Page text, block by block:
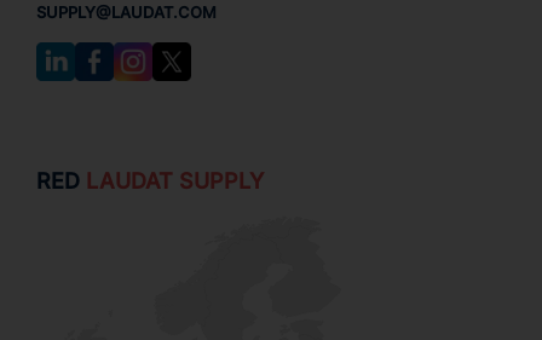
SUPPLY@LAUDAT.COM
RED LAUDAT SUPPLY